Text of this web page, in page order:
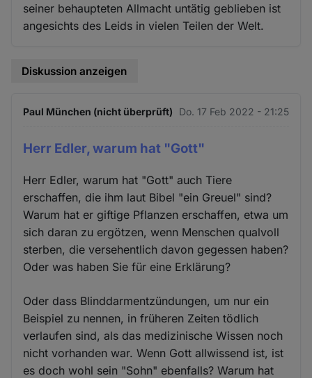
seiner behaupteten Allmacht untätig geblieben ist
angesichts des Leids in vielen Teilen der Welt.
Diskussion anzeigen
Paul München (nicht überprüft) Do. 17 Feb 2022 - 21:25
Herr Edler, warum hat "Gott"
Herr Edler, warum hat "Gott" auch Tiere
erschaffen, die ihm laut Bibel "ein Greuel" sind?
Warum hat er giftige Pflanzen erschaffen, etwa um
sich daran zu ergötzen, wenn Menschen qualvoll
sterben, die versehentlich davon gegessen haben?
Oder was haben Sie für eine Erklärung?
Oder dass Blinddarmentzündungen, um nur ein
Beispiel zu nennen, in früheren Zeiten tödlich
verlaufen sind, als das medizinische Wissen noch
nicht vorhanden war. Wenn Gott allwissend ist, ist
es doch wohl sein "Sohn" ebenfalls? Warum hat